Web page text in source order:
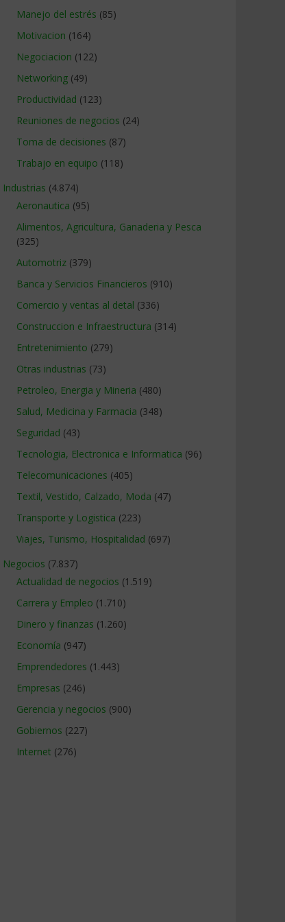
Manejo del estrés (85)
Motivacion (164)
Negociacion (122)
Networking (49)
Productividad (123)
Reuniones de negocios (24)
Toma de decisiones (87)
Trabajo en equipo (118)
Industrias (4.874)
Aeronautica (95)
Alimentos, Agricultura, Ganaderia y Pesca
(325)
Automotriz (379)
Banca y Servicios Financieros (910)
Comercio y ventas al detal (336)
Construccion e Infraestructura (314)
Entretenimiento (279)
Otras industrias (73)
Petroleo, Energia y Mineria (480)
Salud, Medicina y Farmacia (348)
Seguridad (43)
Tecnologia, Electronica e Informatica (96)
Telecomunicaciones (405)
Textil, Vestido, Calzado, Moda (47)
Transporte y Logistica (223)
Viajes, Turismo, Hospitalidad (697)
Negocios (7.837)
Actualidad de negocios (1.519)
Carrera y Empleo (1.710)
Dinero y finanzas (1.260)
Economía (947)
Emprendedores (1.443)
Empresas (246)
Gerencia y negocios (900)
Gobiernos (227)
Internet (276)